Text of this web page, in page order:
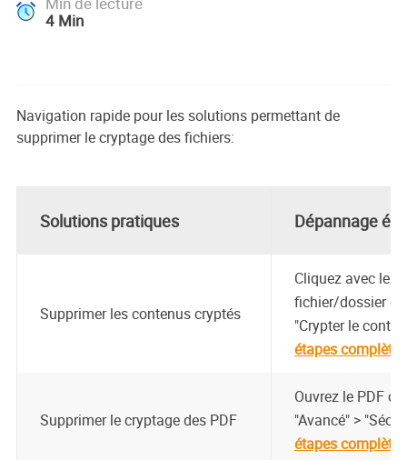
4Min
Navigation rapide pour les solutions permettant de
supprimer le cryptage des fichiers:
Solutions pratiques Dépannage
Supprimer les contenus cryptés
Cliquez avec le
fichier/dossier
"Crypter le
étapes complètes
Supprimer le cryptage des PDF
Ouvrez le PDF
"Avancé" >
étapes complètes